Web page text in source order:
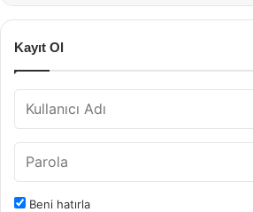
Kayıt Ol
Beni hatırla